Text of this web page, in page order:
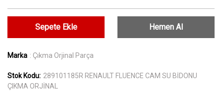
Sepete Ekle Hemen Al
Marka : Çıkma Orjinal Parça
Stok Kodu: 289101185R RENAULT FLUENCE CAM SU BİDONU
ÇIKMA ORJİNAL